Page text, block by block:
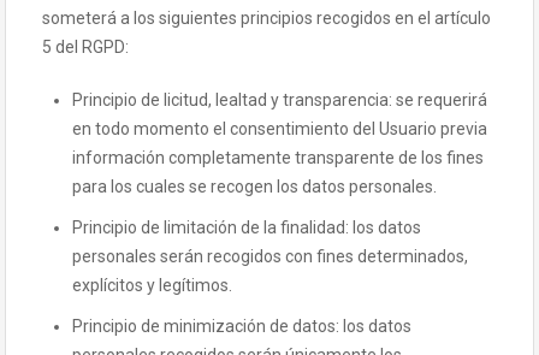
someterá a los siguientes principios recogidos en el artículo
5 del RGPD:
Principio de licitud, lealtad y transparencia: se requerirá
en todo momento el consentimiento del Usuario previa
información completamente transparente de los fines
para los cuales se recogen los datos personales.
Principio de limitación de la finalidad: los datos
personales serán recogidos con fines determinados,
explícitos y legítimos.
Principio de minimización de datos: los datos